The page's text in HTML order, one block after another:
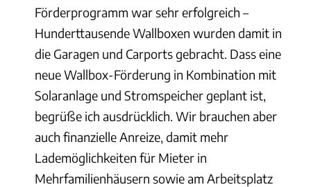
Förderprogramm war sehr erfolgreich –
Hunderttausende Wallboxen wurden damit in
die Garagen und Carports gebracht. Dass eine
neue Wallbox-Förderung in Kombination mit
Solaranlage und Stromspeicher geplant ist,
begrüße ich ausdrücklich. Wir brauchen aber
auch finanzielle Anreize, damit mehr
Lademöglichkeiten für Mieter in
Mehrfamilienhäusern sowie am Arbeitsplatz